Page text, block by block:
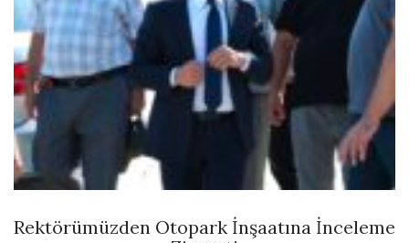
Rektörümüzden Otopark İnşaatına İnceleme